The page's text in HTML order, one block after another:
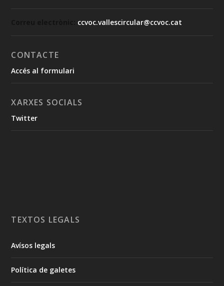
ccvoc.vallescircular@ccvoc.cat
CONTACTE
Accés al formulari
XARXES SOCIALS
Twitter
TEXTOS LEGALS
Avísos legals
Política de galetes